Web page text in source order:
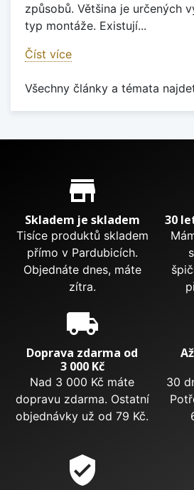
způsobů. Většina je určených
typ montáže. Existují...
Číst více
Všechny články a témata
Proč nakupovat u nás?
store_mall_directory
Skladem je skladem
Tisíce produktů skladem
přímo v Pardubicích.
Objednáte dnes, máte
zítra.
30
local_shipping
Doprava zdarma od
3 000 Kč
Nad 3 000 Kč máte
dopravu zdarma. Ostatní
objednávky už od 79 Kč.
30
verified_user